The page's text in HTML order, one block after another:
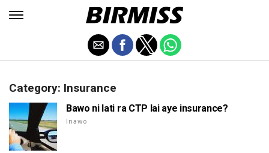
Category: Insurance
Bawo ni lati ra CTP lai aye insurance?
Inawo